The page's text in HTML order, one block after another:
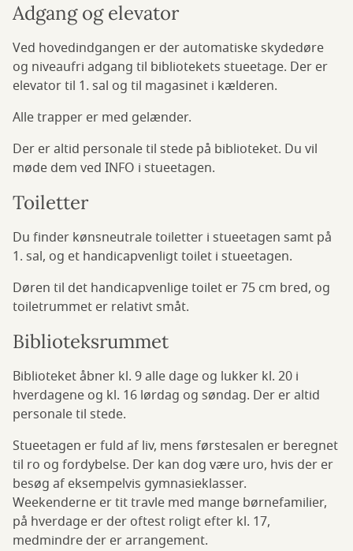
Adgang og elevator
Ved hovedindgangen er der automatiske skydedøre
og niveaufri adgang til bibliotekets stueetage. Der er
elevator til 1. sal og til magasinet i kælderen.
Alle trapper er med gelænder.
Der er altid personale til stede på biblioteket. Du vil
møde dem ved INFO i stueetagen.
Toiletter
Du finder kønsneutrale toiletter i stueetagen samt på
1. sal, og et handicapvenligt toilet i stueetagen.
Døren til det handicapvenlige toilet er 75 cm bred, og
toiletrummet er relativt småt.
Biblioteksrummet
Biblioteket åbner kl. 9 alle dage og lukker kl. 20 i
hverdagene og kl. 16 lørdag og søndag. Der er altid
personale til stede.
Stueetagen er fuld af liv, mens førstesalen er beregnet
til ro og fordybelse. Der kan dog være uro, hvis der er
besøg af eksempelvis gymnasieklasser.
Weekenderne er tit travle med mange børnefamilier,
på hverdage er der oftest roligt efter kl. 17,
medmindre der er arrangement.